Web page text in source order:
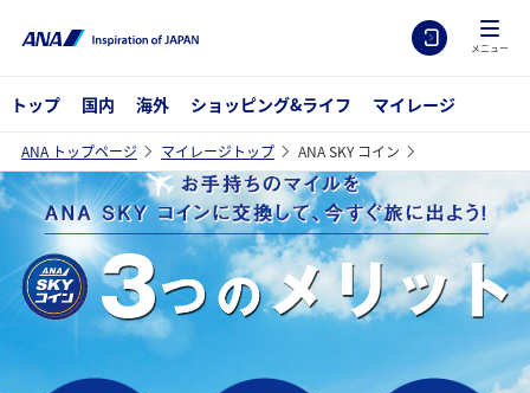
メニュー
トップ 国内 海外 ショッピング&ライフ マイレージ
ANA トップページ マイレージトップ ANA SKY コイン